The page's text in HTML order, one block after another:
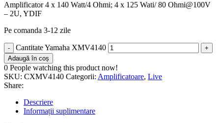
Amplificator 4 x 140 Watt/4 Ohmi; 4 x 125 Wati/ 80 Ohmi@100V
– 2U, YDIF
Pe comanda 3-12 zile
Cantitate Yamaha XMV4140
Adaugă în coș
0 People watching this product now!
SKU: CXMV4140 Categorii: Amplificatoare, Live
Share:
Descriere
Informații suplimentare